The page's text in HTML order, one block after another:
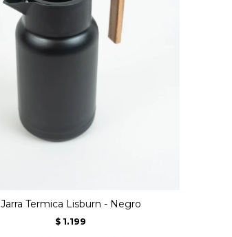
Jarra Termica Lisburn - Negro
$ 1.199